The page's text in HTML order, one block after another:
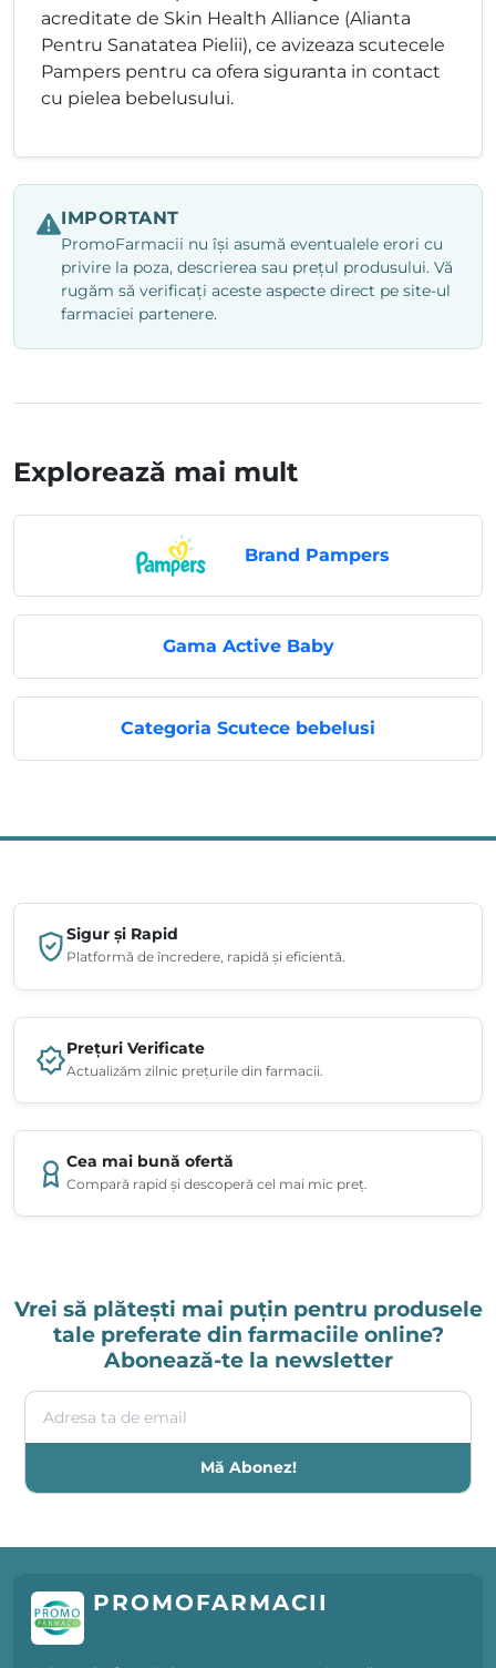
acreditate de Skin Health Alliance (Alianta
Pentru Sanatatea Pielii), ce avizeaza scutecele
Pampers pentru ca ofera siguranta in contact
cu pielea bebelusului.
IMPORTANT
PromoFarmacii nu își asumă eventualele erori cu
privire la poza, descrierea sau prețul produsului. Vă
rugăm să verificați aceste aspecte direct pe site-ul
farmaciei partenere.
Explorează mai mult
Brand Pampers
Gama Active Baby
Categoria Scutece bebelusi
Sigur și Rapid
Platformă de încredere, rapidă și eficientă.
Prețuri Verificate
Actualizăm zilnic prețurile din farmacii.
Cea mai bună ofertă
Compară rapid și descoperă cel mai mic preț.
Vrei să plătești mai puțin pentru produsele
tale preferate din farmaciile online?
Abonează-te la newsletter
Adresa ta de email
Mă Abonez!
PROMOFARMACII